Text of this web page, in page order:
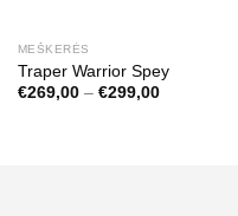
MEŠKERĖS
Traper Warrior Spey
€269,00 – €299,00Price